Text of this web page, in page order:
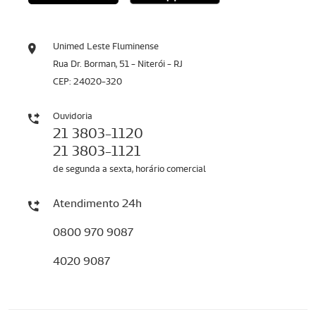
Unimed Leste Fluminense
Rua Dr. Borman, 51 - Niterói - RJ
CEP: 24020-320
Ouvidoria
21 3803-1120
21 3803-1121
de segunda a sexta, horário comercial
Atendimento 24h
0800 970 9087
4020 9087